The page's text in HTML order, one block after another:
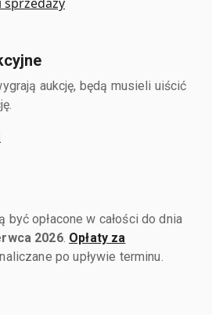
aukcję, będą musieli uiścić
opłacone w całości do dnia
2026. Opłaty za
po upływie terminu.